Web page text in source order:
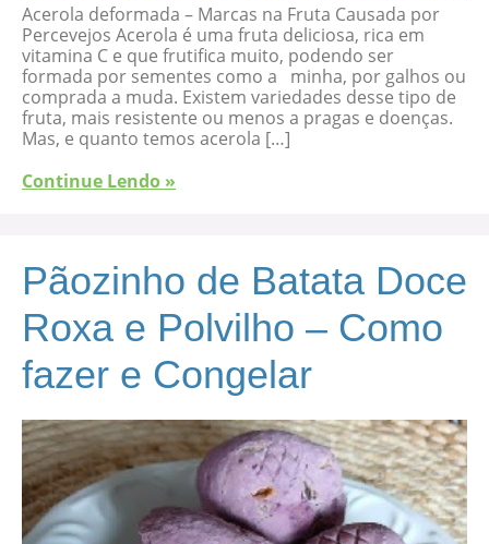
Acerola deformada – Marcas na Fruta Causada por
Percevejos Acerola é uma fruta deliciosa, rica em
vitamina C e que frutifica muito, podendo ser
formada por sementes como a minha, por galhos ou
comprada a muda. Existem variedades desse tipo de
fruta, mais resistente ou menos a pragas e doenças.
Mas, e quanto temos acerola […]
Continue Lendo »
Pãozinho de Batata Doce
Roxa e Polvilho – Como
fazer e Congelar